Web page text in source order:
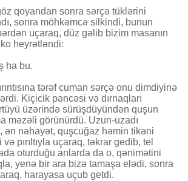
qoyandan sonra sərçə tüklərini
sonra möhkəmcə silkindi, bunun
uçaraq, düz gəlib bizim masanın
heyrətləndi:
ha bu.
tərəf cuman sərçə onu dimdiyinə
Kiçicik pəncəsi və dırnaqları
üzərində sürüşdüyündən quşun
məzəli görünürdü. Uzun-uzadı
ən nəhayət, quşcuğaz həmin tikəni
pırıltıyla uçaraq, təkrar gedib, tel
oturduğu anlarda da o, qənimətini
yenə bir ara bizə tamaşa elədi, sonra
harayasa uçub getdi.